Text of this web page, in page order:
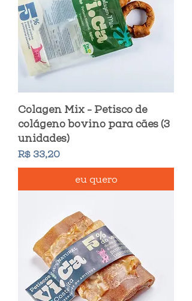
Colagen Mix - Petisco de
colágeno bovino para cães (3
unidades)
Preço
R$ 33,20
eu quero